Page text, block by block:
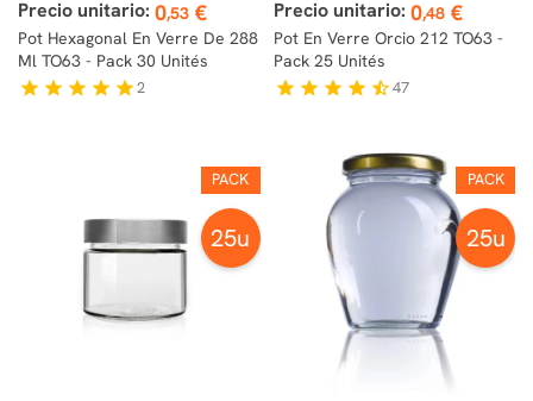
Precio unitario: 0,53 €
Pot Hexagonal En Verre De 288
Ml TO63 - Pack 30 Unités
star star star star star2
Precio unitario: 0,48€
Pot En Verre Orcio 212 TO63 -
Pack 25 Unités
star star star star star_half47
PACK
25u
PACK
25u